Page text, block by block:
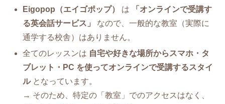
Eigopop（エイゴポップ） は
「オンラインで受講す
る英会話サービス」
なので、一般的な教室（実際に
通学する校舎）はありません。
全てのレッスンは 自宅や好きな場所からスマホ・タ
ブレット・PC を使ってオンラインで受講するスタイ
ルとなっています。
→ そのため、特定の「教室」でのアクセスはなく、